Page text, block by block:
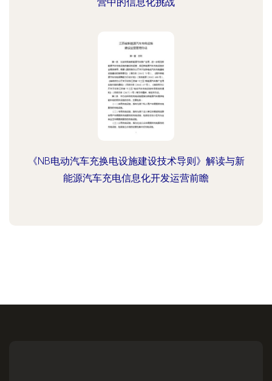
《NB电动汽车充换电设施建设技术导则》解读与新
能源汽车充电信息化开发运营前瞻